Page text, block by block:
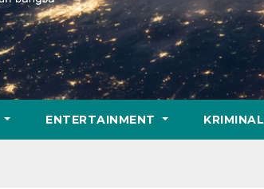
ENTERTAINMENT KRIMINAL